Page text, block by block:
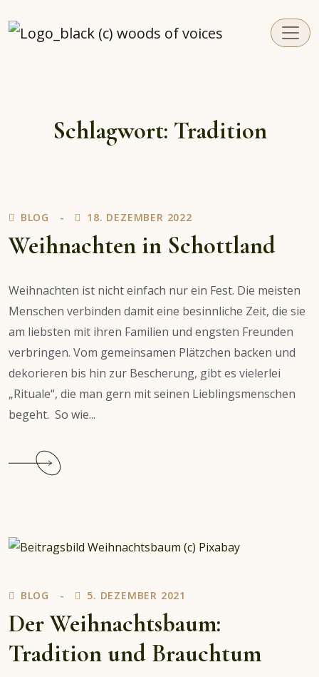
woodsofvoices.de
Schlagwort: Tradition
BLOG 18. DEZEMBER 2022
Weihnachten in Schottland
Weihnachten ist nicht einfach nur ein Fest. Die meisten
Menschen verbinden damit eine besinnliche Zeit, die sie
am liebsten mit ihren Familien und engsten Freunden
verbringen. Vom gemeinsamen Plätzchen backen und
dekorieren bis hin zur Bescherung, gibt es vielerlei
„Rituale“, die man gern mit seinen Lieblingsmenschen
begeht. So wie...
BLOG 5. DEZEMBER 2021
Der Weihnachtsbaum:
Tradition und Brauchtum